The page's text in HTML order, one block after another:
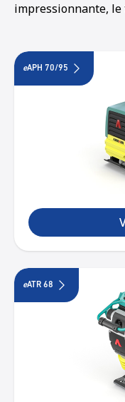
impressionnante, le
eAPH 70/95
eATR 68